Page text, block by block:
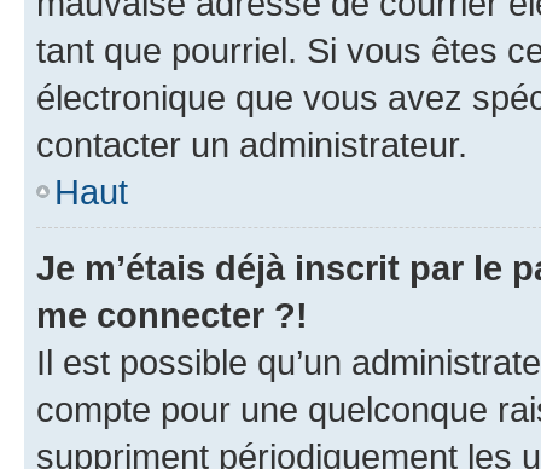
tant que pourriel. Si vous êtes
électronique que vous avez
contacter un administrateur.
Haut
Je m’étais déjà inscrit par le
me connecter ?!
Il est possible qu’un
compte pour une quelconque
suppriment périodiquement les